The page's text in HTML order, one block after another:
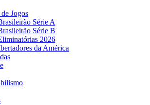
Jogos
Série A
Série B
2026
da América